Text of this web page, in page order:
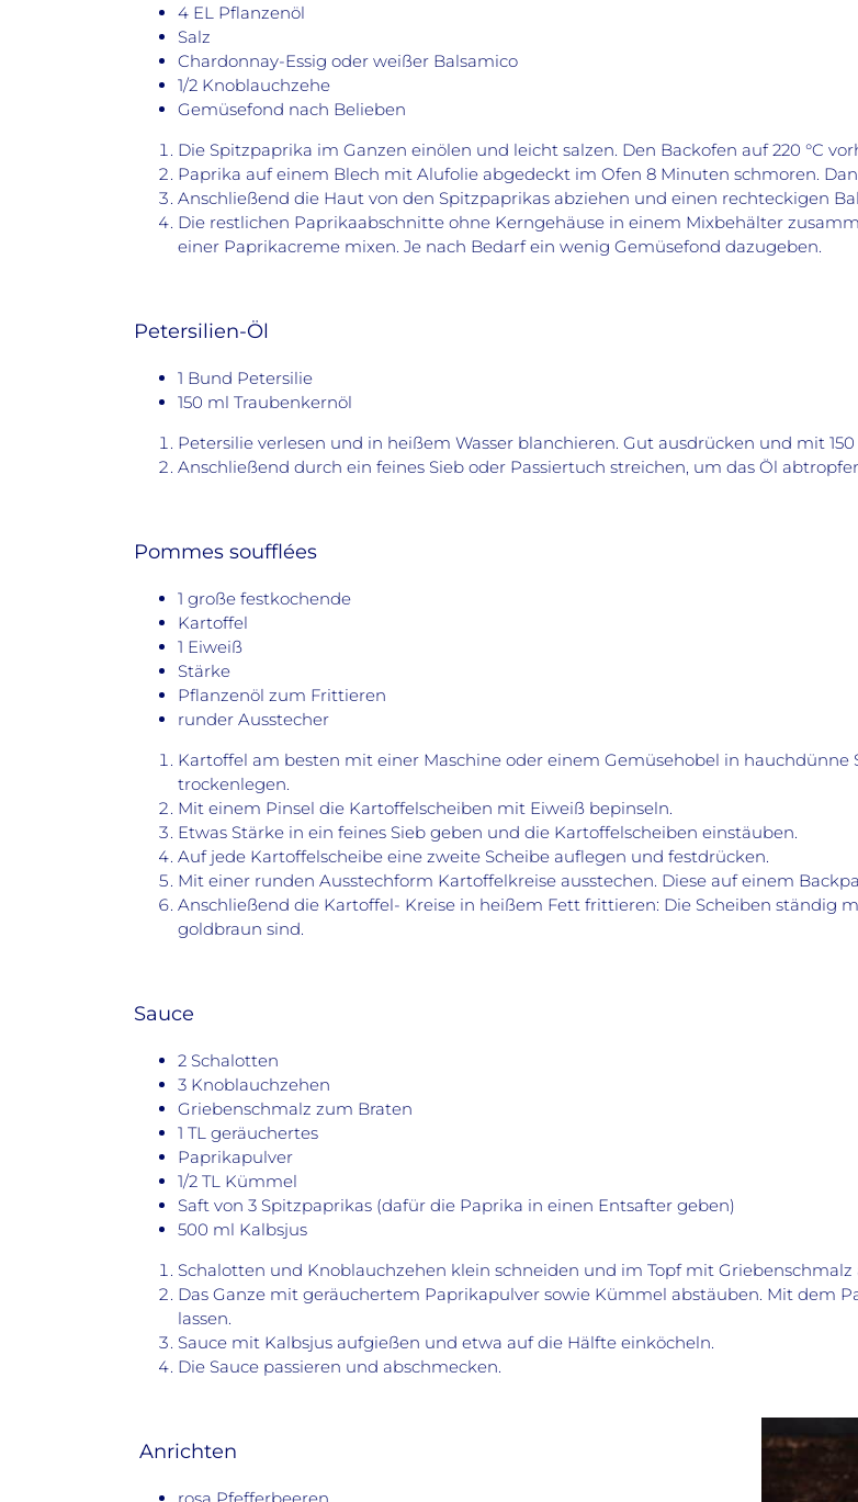
4 EL Pflanzenöl
Salz
Chardonnay-Essig oder weißer Balsamico
1/2 Knoblauchzehe
Gemüsefond nach Belieben
Die Spitzpaprika im Ganzen einölen und leicht salzen. Den Backofen auf 220 °C
Paprika auf einem Blech mit Alufolie abgedeckt im Ofen 8 Minuten schmoren.
Anschließend die Haut von den Spitzpaprikas abziehen und einen rechteckigen
Die restlichen Paprikaabschnitte ohne Kerngehäuse in einem Mixbehälter
einer Paprikacreme mixen. Je nach Bedarf ein wenig Gemüsefond dazugeben.
Petersilien-Öl
1 Bund Petersilie
150 ml Traubenkernöl
Petersilie verlesen und in heißem Wasser blanchieren. Gut ausdrücken und mit
Anschließend durch ein feines Sieb oder Passiertuch streichen, um das Öl
Pommes soufflées
1 große festkochende
Kartoffel
1 Eiweiß
Stärke
Pflanzenöl zum Frittieren
runder Ausstecher
Kartoffel am besten mit einer Maschine oder einem Gemüsehobel in
trockenlegen.
Mit einem Pinsel die Kartoffelscheiben mit Eiweiß bepinseln.
Etwas Stärke in ein feines Sieb geben und die Kartoffelscheiben einstäuben.
Auf jede Kartoffelscheibe eine zweite Scheibe auflegen und festdrücken.
Mit einer runden Ausstechform Kartoffelkreise ausstechen. Diese auf einem
Anschließend die Kartoffel- Kreise in heißem Fett frittieren: Die Scheiben ständig
goldbraun sind.
Sauce
2 Schalotten
3 Knoblauchzehen
Griebenschmalz zum Braten
1 TL geräuchertes
Paprikapulver
1/2 TL Kümmel
Saft von 3 Spitzpaprikas (dafür die Paprika in einen Entsafter geben)
500 ml Kalbsjus
Schalotten und Knoblauchzehen klein schneiden und im Topf mit Griebenschmalz
Das Ganze mit geräuchertem Paprikapulver sowie Kümmel abstäuben. Mit dem
lassen.
Sauce mit Kalbsjus aufgießen und etwa auf die Hälfte einköcheln.
Die Sauce passieren und abschmecken.
Anrichten
rosa Pfefferbeeren